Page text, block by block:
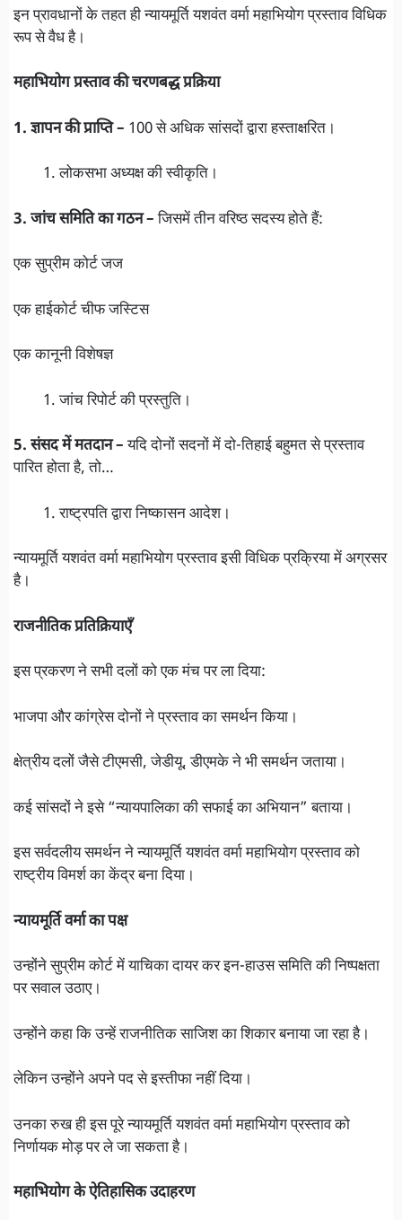
इन प्रावधानों के तहत ही न्यायमूर्ति यशवंत वर्मा महाभियोग प्रस्ताव विधिक
रूप से वैध है।
महाभियोग प्रस्ताव की चरणबद्ध प्रक्रिया
1. ज्ञापन की प्राप्ति – 100 से अधिक सांसदों द्वारा हस्ताक्षरित।
लोकसभा अध्यक्ष की स्वीकृति।
3. जांच समिति का गठन –जिसमें तीन वरिष्ठ सदस्य होते हैं:
एक सुप्रीम कोर्ट जज
एक हाईकोर्ट चीफ जस्टिस
एक कानूनी विशेषज्ञ
जांच रिपोर्ट की प्रस्तुति।
5. संसद में मतदान –यदि दोनों सदनों में दो-तिहाई बहुमत से प्रस्ताव
पारित होता है, तो…
राष्ट्रपति द्वारा निष्कासन आदेश।
न्यायमूर्ति यशवंत वर्मा महाभियोग प्रस्ताव इसी विधिक प्रक्रिया में अग्रसर
है।
राजनीतिक प्रतिक्रियाएँ
इस प्रकरण ने सभी दलों को एक मंच पर ला दिया:
भाजपा और कांग्रेस दोनों ने प्रस्ताव का समर्थन किया।
क्षेत्रीय दलों जैसे टीएमसी, जेडीयू, डीएमके ने भी समर्थन जताया।
कई सांसदों ने इसे “न्यायपालिका की सफाई का अभियान” बताया।
इस सर्वदलीय समर्थन ने न्यायमूर्ति यशवंत वर्मा महाभियोग प्रस्ताव को
राष्ट्रीय विमर्श का केंद्र बना दिया।
न्यायमूर्ति वर्मा का पक्ष
उन्होंने सुप्रीम कोर्ट में याचिका दायर कर इन-हाउस समिति की निष्पक्षता
पर सवाल उठाए।
उन्होंने कहा कि उन्हें राजनीतिक साजिश का शिकार बनाया जा रहा है।
लेकिन उन्होंने अपने पद से इस्तीफा नहीं दिया।
उनका रुख ही इस पूरे न्यायमूर्ति यशवंत वर्मा महाभियोग प्रस्ताव को
निर्णायक मोड़ पर ले जा सकता है।
महाभियोग के ऐतिहासिक उदाहरण